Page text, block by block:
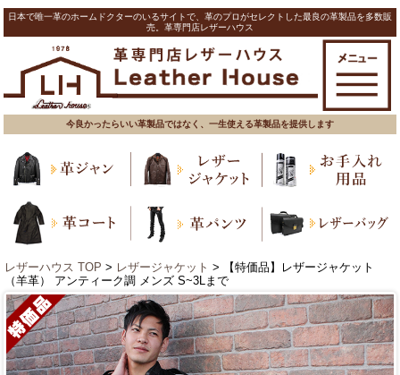
日本で唯一革のホームドクターのいるサイトで、革のプロがセレクトした最良の革製品を多数販
売。革専門店レザーハウス
今良かったらいい革製品ではなく、一生使える革製品を提供します
レザーハウス TOP > レザージャケット > 【特価品】レザージャケット
（羊革） アンティーク調 メンズ S~3Lまで